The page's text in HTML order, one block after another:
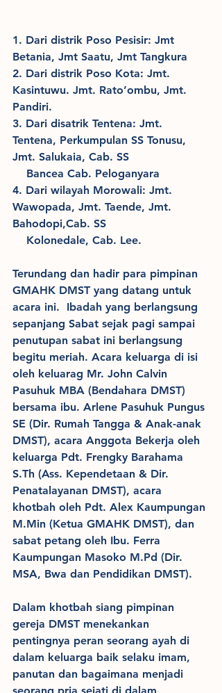
1. Dari distrik Poso Pesisir: Jmt
Betania, Jmt Saatu, Jmt Tangkura
2. Dari distrik Poso Kota: Jmt.
Kasintuwu. Jmt. Rato’ombu, Jmt.
Pandiri.
3. Dari disatrik Tentena: Jmt.
Tentena, Perkumpulan SS Tonusu,
Jmt. Salukaia, Cab. SS
    Bancea Cab. Peloganyara
4. Dari wilayah Morowali: Jmt.
Wawopada, Jmt. Taende, Jmt.
Bahodopi,Cab. SS
    Kolonedale, Cab. Lee.
Terundang dan hadir para pimpinan
GMAHK DMST yang datang untuk
acara ini.  Ibadah yang berlangsung
sepanjang Sabat sejak pagi sampai
penutupan sabat ini berlangsung
begitu meriah. Acara keluarga di isi
oleh keluarag Mr. John Calvin
Pasuhuk MBA (Bendahara DMST)
bersama ibu. Arlene Pasuhuk Pungus
SE (Dir. Rumah Tangga & Anak-anak
DMST), acara Anggota Bekerja oleh
keluarga Pdt. Frengky Barahama
S.Th (Ass. Kependetaan & Dir.
Penatalayanan DMST), acara
khotbah oleh Pdt. Alex Kaumpungan
M.Min (Ketua GMAHK DMST), dan
sabat petang oleh Ibu. Ferra
Kaumpungan Masoko M.Pd (Dir.
MSA, Bwa dan Pendidikan DMST).
Dalam khotbah siang pimpinan
gereja DMST menekankan
pentingnya peran seorang ayah di
dalam keluarga baik selaku imam,
panutan dan bagaimana menjadi